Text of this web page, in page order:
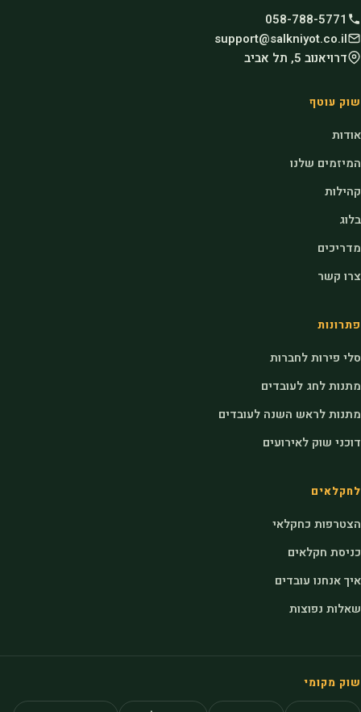
058-788-5771
support@salkniyot.co.il
דרויאנוב 5, תל אביב
שוק עוטף
אודות
המיזמים שלנו
קהילות
בלוג
מדריכים
צרו קשר
פתרונות
סלי פירות לחברות
מתנות לחג לעובדים
מתנות לראש השנה לעובדים
דוכני שוק לאירועים
לחקלאים
הצטרפות כחקלאי
כניסת חקלאים
איך אנחנו עובדים
שאלות נפוצות
שוק מקומי